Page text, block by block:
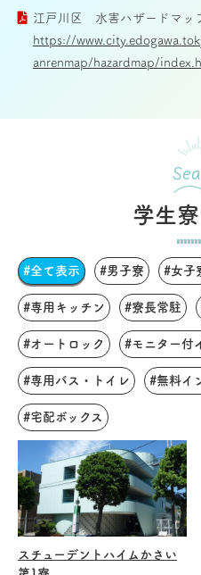
江戸川区 水害ハザードマッ
https://
anrenmap/hazardmap/
学生
#全て表示 #男子寮 #女子
#専用キッチン #寮長常駐
#オートロック #モニター付
#専用バス・トイレ #無料イ
#宅配ボックス
スチューデントハイムかさい